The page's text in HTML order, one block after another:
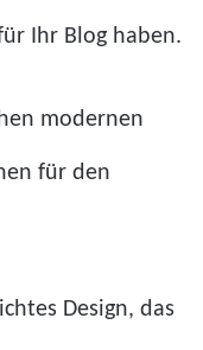
Ihr Blog haben.
modernen
für den
Design, das